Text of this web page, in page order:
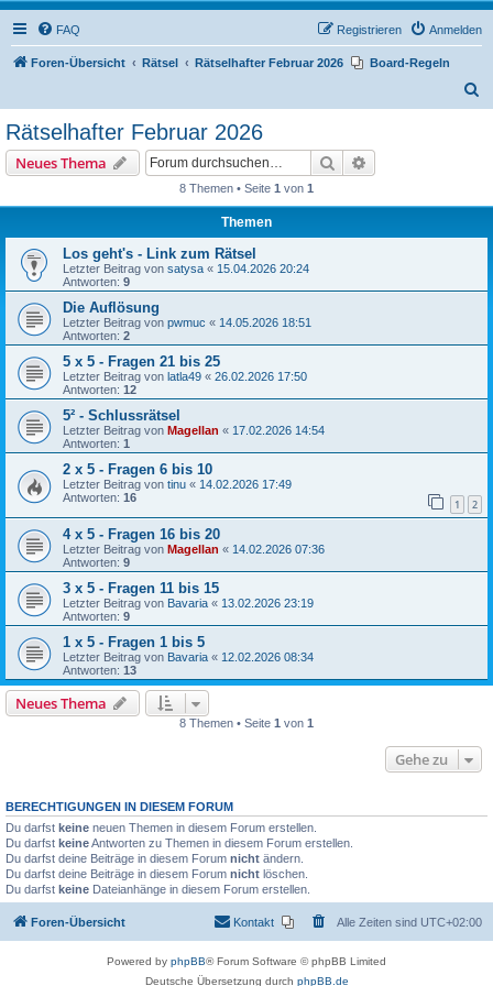
FAQ Anmelden
Registrieren
Foren-Übersicht Rätsel Rätselhafter Februar 2026
Board-Regeln
Rätselhafter Februar 2026
Neues Thema Suche
8 Themen • Seite 1 von 1
Themen
Los geht's - Link zum Rätsel
Letzter Beitrag von satysa « 15.04.2026 20:24
Antworten: 9
Die Auflösung
Letzter Beitrag von pwmuc « 14.05.2026 18:51
Antworten: 2
5 x 5 - Fragen 21 bis 25
Letzter Beitrag von latla49 « 26.02.2026 17:50
Antworten: 12
5² - Schlussrätsel
Letzter Beitrag von Magellan « 17.02.2026 14:54
Antworten: 1
2 x 5 - Fragen 6 bis 10
Letzter Beitrag von tinu « 14.02.2026 17:49
Antworten: 16 1 2
4 x 5 - Fragen 16 bis 20
Letzter Beitrag von Magellan « 14.02.2026 07:36
Antworten: 9
3 x 5 - Fragen 11 bis 15
Letzter Beitrag von Bavaria « 13.02.2026 23:19
Antworten: 9
1 x 5 - Fragen 1 bis 5
Letzter Beitrag von Bavaria « 12.02.2026 08:34
Antworten: 13
Neues Thema
8 Themen • Seite 1 von 1
Gehe zu
BERECHTIGUNGEN IN DIESEM FORUM
Du darfst keine neuen Themen in diesem Forum erstellen.
Du darfst keineAntworten zu Themen in diesem Forum erstellen.
Du darfst deine Beiträge in diesem Forum nicht ändern.
Du darfst deine Beiträge in diesem Forum nicht löschen.
Du darfst keine Dateianhänge in diesem Forum erstellen.
Foren-Übersicht Alle Zeiten sind UTC+02:00
Kontakt
Powered by phpBB® Forum Software © phpBB Limited
Deutsche Übersetzung durch phpBB.de